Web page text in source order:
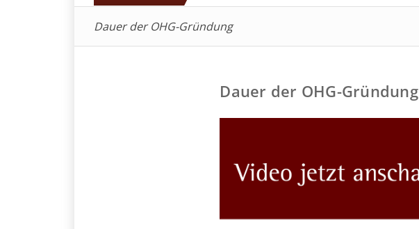
Dauer der OHG-Gründung
Dauer der OHG-Gründung